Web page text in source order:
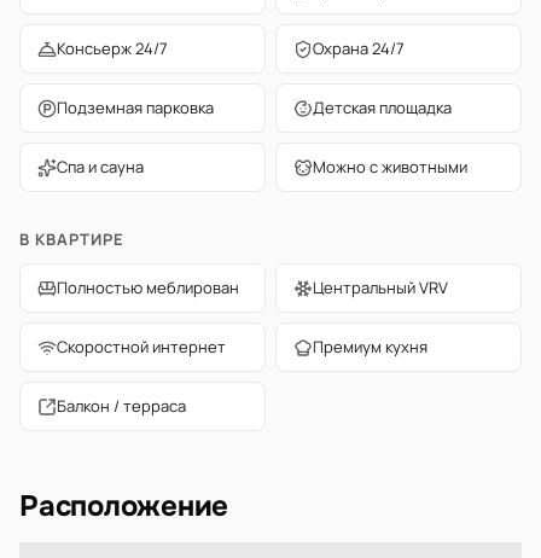
Консьерж 24/7 Охрана 24/7
Подземная парковка Детская площадка
Спа и сауна Можно с животными
В КВАРТИРЕ
Полностью меблирован Центральный VRV
Скоростной интернет Премиум кухня
Балкон / терраса
Расположение